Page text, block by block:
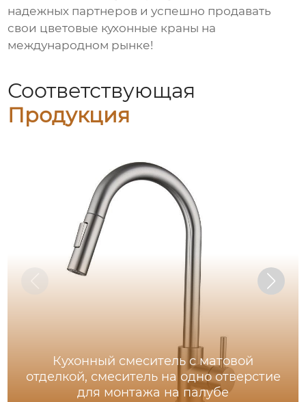
надежных партнеров и успешно продавать
свои цветовые кухонные краны на
международном рынке!
Соответствующая
Продукция
Кухонный смеситель с матовой
отделкой, смеситель на одно отверстие
для монтажа на палубе